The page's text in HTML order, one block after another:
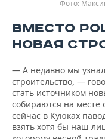
ВМЕСТО
НОВАЯ
— А недавно мы
строительство, —
стать источником
собираются на месте
сейчас в Куюках
взять хотя бы наш